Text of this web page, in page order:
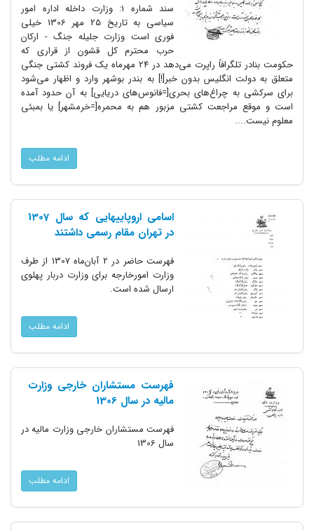
سند شماره 1: وزارت داخله اداره امور
سیاسی به تاریخ 25 مهر 1306 خیلی
فوری است وزارت جلیله جنگ - ارکان
حرب محترم کل قشون از قراری که
حکومت بنادر تلگرافاً راپرت می‌دهد در 24 مهرماه یک فروند کشتی جنگی
متعلق به دولت انگلیس بدون خبر[!] به بندر بوشهر وارد و اظهار می‌شود
برای سرکشی به چراغ‌های بحری[=فانوس‌های دریایی] به آن حدود آمده
است و موقع مراجعت کشتی مزبور هم به محمره[=خرمشهر] یا بمبئی
معلوم نیست....
ادامه مطلب
اسامی اروپایی‎هایی که سال 1307
در تهران مقام رسمی داشتند
فهرست حاضر در 2 آبان‌ماه 1307 از طرف
وزارت امورخارجه برای وزارت دربار پهلوی
ارسال شده است.
ادامه مطلب
فهرست مستشاران خارجی وزارت
مالیه در سال 1306
فهرست مستشاران خارجی وزارت مالیه در
سال 1306
ادامه مطلب